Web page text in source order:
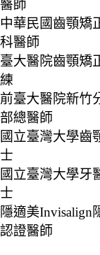
醫師
中華民國齒顎矯
科醫師
臺大醫院齒顎矯
練
前臺大醫院新竹
部總醫師
國立臺灣大學齒
士
國立臺灣大學牙
士
隱適美Invisalign
認證醫師